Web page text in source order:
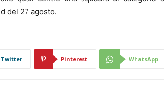
del 27 agosto.
Twitter Pinterest WhatsApp